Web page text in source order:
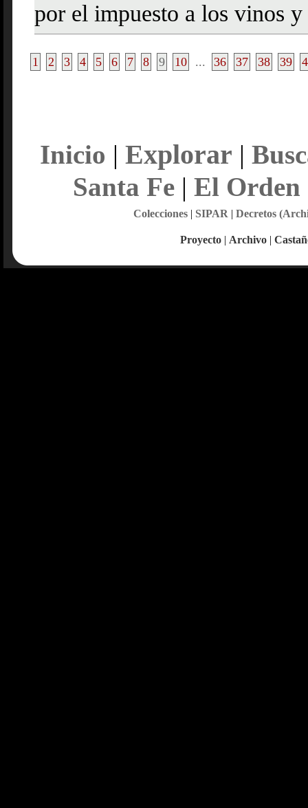
por el impuesto a los vinos y
1 2 3 4 5 6 7 8 9 10 ... 36 37 38 39
Inicio | Explorar |
Santa Fe| El Orden
Colecciones| SIPAR | Decretos
Proyecto | Archivo |